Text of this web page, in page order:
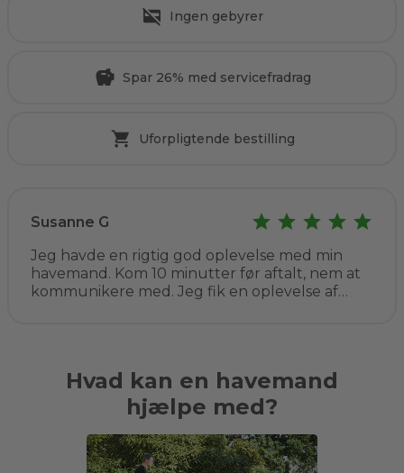
Ingen gebyrer
Spar 26% med servicefradrag
Uforpligtende bestilling
Susanne G
Jeg havde en rigtig god oplevelse med min
havemand. Kom 10 minutter før aftalt, nem at
kommunikere med. Jeg fik en oplevelse af
Hvad kan en havemand
hjælpe med?